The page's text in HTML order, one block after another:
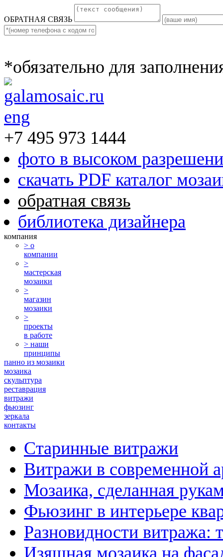
ОБРАТНАЯ СВЯЗЬ
*обязательно для
eng
+7 495 973 1444
фото в высоком
скачать PDF каталог
обратная связь
библиотека дизайнера
компания
> о
компании
>
мастерская
мозаики
>
магазин
мозаики
>
проекты
в работе
> наши
принципы
панно из мозаики
мозаика
скульптура
реставрация
витражи
фьюзинг
зеркала
контакты
Старинные витражи
Витражи в современной
Мозаика, сделанная
Фьюзинг в интерьере
Разновидности витража:
Изящная мозаика на